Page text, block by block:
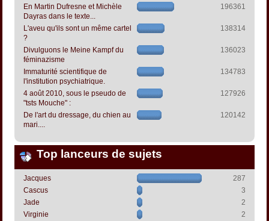
En Martin Dufresne et Michèle
Dayras dans le texte...
196361
L'aveu qu'ils sont un même cartel
?
138314
Divulguons le Meine Kampf du
féminazisme
136023
Immaturité scientifique de
l'institution psychiatrique.
134783
4 août 2010, sous le pseudo de
"tsts Mouche" :
127926
De l'art du dressage, du chien au
mari....
120142
Top lanceurs de sujets
Jacques
287
Cascus
3
Jade
2
Virginie
2